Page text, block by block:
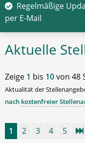
Regelmäßige
per E-Mail
Aktuelle
Zeige 1 bis 10von 48
Aktualität der
nach kostenfreier
1 2 3 4 5